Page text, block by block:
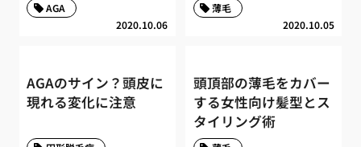
2020.10.06
AGA
2020.10.05
薄毛
AGAのサイン？頭皮に
現れる変化に注意
頭頂部の薄毛をカバー
する女性向け髪型とス
タイリング術